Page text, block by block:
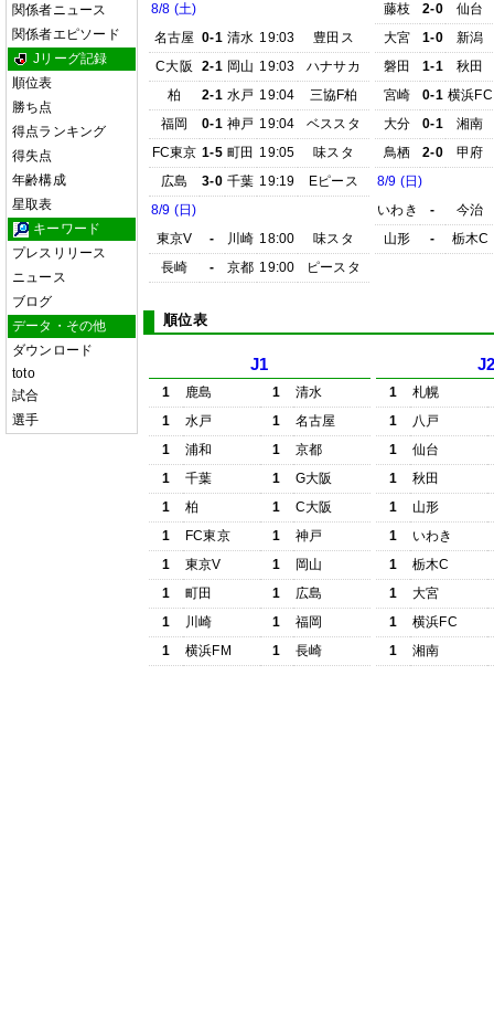
関係者ニュース
関係者エピソード
Jリーグ記録
順位表
勝ち点
得点ランキング
得失点
年齢構成
星取表
キーワード
プレスリリース
ニュース
ブログ
データ・その他
ダウンロード
toto
試合
選手
8/8 (土)
名古屋 0-1 清水 19:03
豊田ス
C大阪
2-1 岡山 19:03
ハナサカ
柏
2-1 水戸 19:04
三協F柏
福岡
0-1 神戸 19:04
ベススタ
FC東京 1-5 町田 19:05
味スタ
広島
3-0 千葉 19:19
Eピース
8/9 (日)
東京V
- 川崎 18:00
味スタ
長崎
- 京都 19:00 ピースタ
藤枝
2-0
仙台
大宮
1-0
新潟
磐田
1-1
秋田
宮崎
0-1 横浜FC
大分
0-1
湘南
鳥栖
2-0
甲府
8/9 (日)
いわき
-
今治
山形
- 栃木C
順位表
J1
1 鹿島 1
清水
1
水戸 1
名古屋
1
浦和 1
京都
1
千葉 1
G大阪
1
柏 1
C大阪
1
FC東京 1
神戸
1
東京V 1
岡山
1
町田 1
広島
1
川崎 1
福岡
1
横浜FM 1 長崎
1
札幌
1
八戸
1
仙台
1
秋田
1
山形
1
いわき
1
栃木C
1
大宮
1
横浜FC
1
湘南